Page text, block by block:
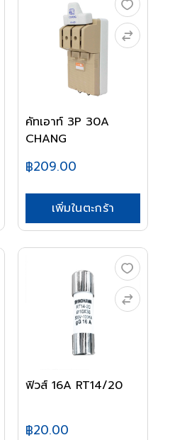
คัทเอาท์ 3P 30A
CHANG
฿209.00
เพิ่มในตะกร้า
ฟิวส์ 16A RT14/20
฿20.00